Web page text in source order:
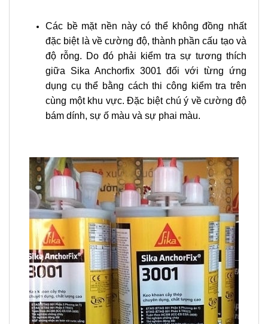
Các bề mặt nền này có thể không đồng nhất
đặc biệt là về cường độ, thành phần cấu tạo và
độ rỗng. Do đó phải kiểm tra sự tương thích
giữa Sika Anchorfix 3001 đối với từng ứng
dụng cụ thể bằng cách thi công kiểm tra trên
cùng một khu vực. Đặc biệt chú ý về cường độ
bám dính, sự ố màu và sự phai màu.